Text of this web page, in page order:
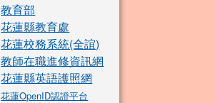
教育部
花蓮縣教育處
花蓮校務系統(全誼)
教師在職進修資訊網
花蓮縣英語護照網
花蓮OpenID認證平台